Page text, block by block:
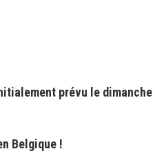
prévu le
Belgique !